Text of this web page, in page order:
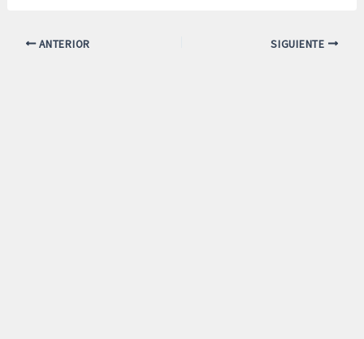
ANTERIOR SIGUIENTE